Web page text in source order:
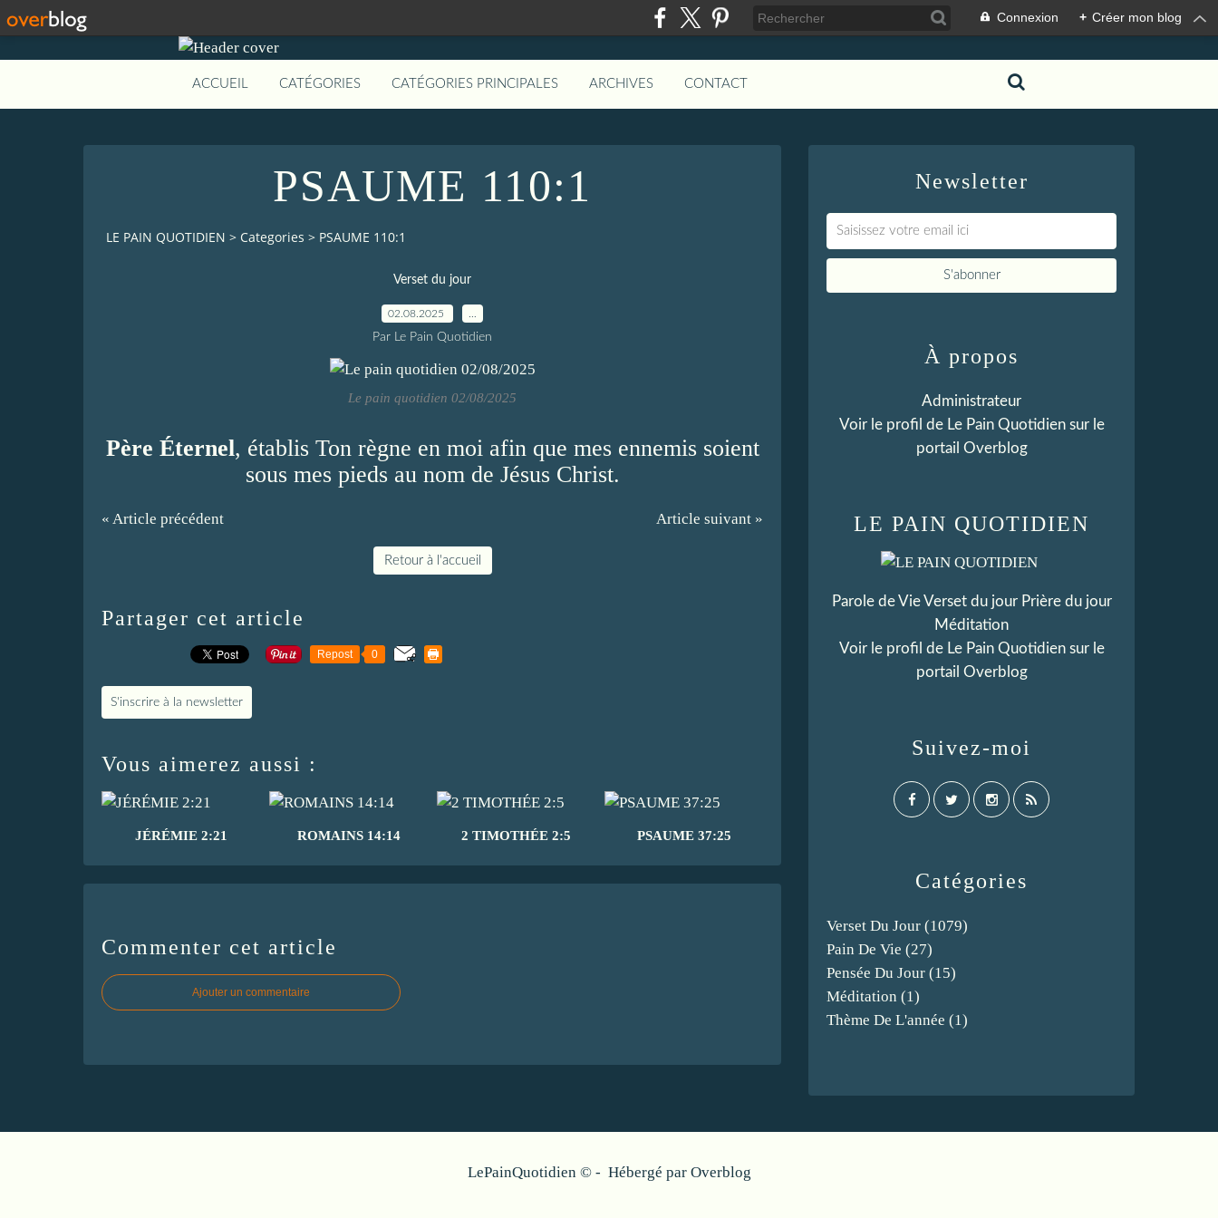
Connexion + Créer mon blog
ACCUEIL CATÉGORIES CATÉGORIES PRINCIPALES ARCHIVES CONTACT
PSAUME 110:1
LE PAIN QUOTIDIEN > Categories > PSAUME 110:1
Verset du jour
02.08.2025
Par Le Pain Quotidien
Le pain quotidien 02/08/2025
Père Éternel, établis Ton règne en moi afin que mes ennemis soient
sous mes pieds au nom de Jésus Christ.
« Article précédent Article suivant »
Retour à l'accueil
Partager cet article
Repost 0
S'inscrire à la newsletter
Vous aimerez aussi :
JÉRÉMIE 2:21 ROMAINS 14:14 2 TIMOTHÉE 2:5 PSAUME 37:25
Commenter cet article
Ajouter un commentaire
Newsletter
Catégories
Verset Du Jour (1079)
Pain De Vie (27)
Pensée Du Jour (15)
Méditation (1)
Thème De L'année (1)
LE PAIN QUOTIDIEN
Parole de Vie Verset du jour Prière du jour
Méditation
Voir le profil de Le Pain Quotidiensur le
portail Overblog
Suivez-moi
À propos
Administrateur
Voir le profil de Le Pain Quotidiensur le
portail Overblog
LePainQuotidien © - Hébergé par Overblog